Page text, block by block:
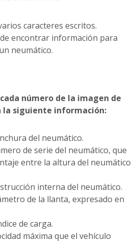
caracteres escritos.
encontrar información para
neumático.
número de la imagen de
la siguiente información:
del neumático.
de serie del neumático, que
entre la altura del neumático
interna del neumático.
de la llanta, expresado en
de carga.
máxima que el vehículo